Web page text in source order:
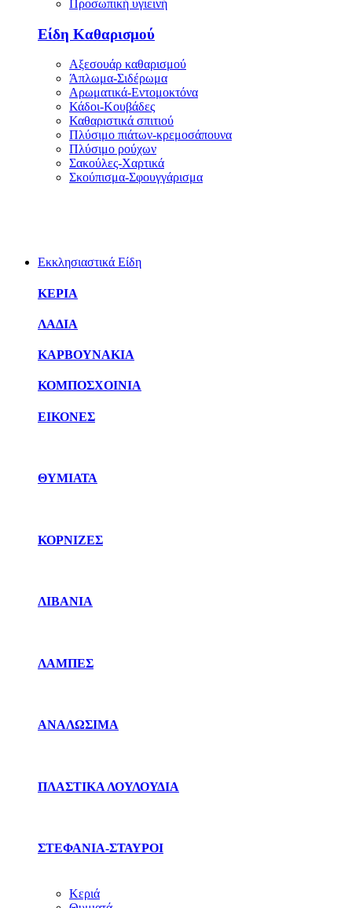
Προσωπική υγιεινή
Είδη Καθαρισμού
Αξεσουάρ καθαρισμού
Άπλωμα-Σιδέρωμα
Αρωματικά-Εντομοκτόνα
Κάδοι-Κουβάδες
Καθαριστικά σπιτιού
Πλύσιμο πιάτων-κρεμοσάπουνα
Πλύσιμο ρούχων
Σακούλες-Χαρτικά
Σκούπισμα-Σφουγγάρισμα
Εκκλησιαστικά Είδη
ΚΕΡΙΑ
ΛΑΔΙΑ
ΚΑΡΒΟΥΝΑΚΙΑ
ΚΟΜΠΟΣΧΟΙΝΙΑ
ΕΙΚΟΝΕΣ
ΘΥΜΙΑΤΑ
ΚΟΡΝΙΖΕΣ
ΛΙΒΑΝΙΑ
ΛΑΜΠΕΣ
ΑΝΑΛΩΣΙΜΑ
ΠΛΑΣΤΙΚΑ ΛΟΥΛΟΥΔΙΑ
ΣΤΕΦΑΝΙΑ-ΣΤΑΥΡΟΙ
Κεριά